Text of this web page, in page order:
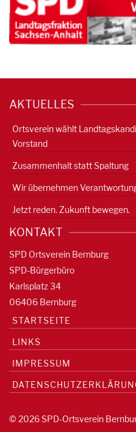
AKTUELLES
Ortsverein wählt
Vorstand
Zusammenhalt statt Spaltung
Wir übernehmen
Jetzt reden. Zukunft bewegen.
KONTAKT
SPD Ortsverein Bernburg
SPD-Bürgerbüro
Karlsplatz 34
06406 Bernburg
STARTSEITE
LINKS
IMPRESSUM
© 2026 SPD-Ortsverein